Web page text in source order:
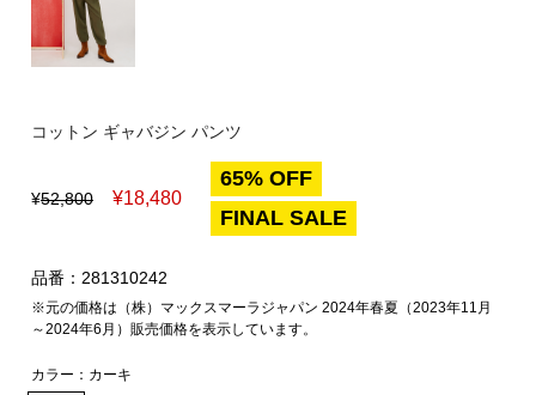
コットン ギャバジン パンツ
¥52,800 ¥18,480
65% OFF
FINAL SALE
品番：281310242
※元の価格は（株）マックスマーラジャパン 2024年春夏（2023年11月
～2024年6月）販売価格を表示しています。
カラー： カーキ